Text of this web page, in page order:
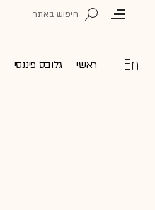
ראשי גלובס פיננסי